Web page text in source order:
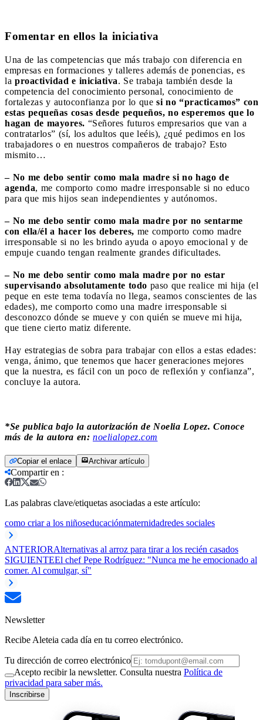
Fomentar en ellos la iniciativa
Una de las competencias que más trabajo con diferencia en
empresas en formaciones y talleres además de ponencias, es
la proactividad e iniciativa. Se trabaja también desde la
competencia del conocimiento personal, conocimiento de
fortalezas y autoconfianza por lo que si no “practicamos” con
estas pequeñas cosas desde pequeños, no esperemos que lo
hagan de mayores. “Señores futuros empresarios que van a
contratarlos” (sí, los adultos que leéis), ¿qué pedimos en los
trabajadores o en nuestros compañeros de trabajo? Esto
mismito…
– No me debo sentir como mala madre si no hago de
agenda, me comporto como madre irresponsable si no educo
para que mis hijos sean independientes y autónomos.
– No me debo sentir como mala madre por no sentarme
con ella/él a hacer los deberes, me comporto como madre
irresponsable si no les brindo ayuda o apoyo emocional y de
empuje cuando tengan realmente grandes dificultades.
– No me debo sentir como mala madre por no estar
supervisando absolutamente todo paso que realice mi hija (el
peque en este tema todavía no llega, seamos conscientes de las
edades), me comporto como una madre irresponsable si
desconozco dónde se mueve y con quién se mueve mi hija,
que tiene cierto matiz diferente.
Hay estrategias de sobra para trabajar con ellos a estas edades:
venga, ánimo, que tenemos que hacer generaciones mejores
que la nuestra, es fácil con un poco de reflexión y confianza”,
concluye la autora.
*Se publica bajo la autorización de Noelia Lopez. Conoce
más de la autora en: noelialopez.com
Copiar el enlace Archivar artículo
Compartir en :
Las palabras clave/etiquetas asociadas a este artículo:
como criar a los niñoseducaciónmaternidadredes sociales
ANTERIORAlternativas al arroz para tirar a los recién casados
SIGUIENTEEl chef Pepe Rodríguez: "Nunca me he emocionado al
comer. Al comulgar, sí"
Newsletter
Recibe Aleteia cada día en tu correo electrónico.
Tu dirección de correo electrónico
Acepto recibir la newsletter. Consulta nuestra Política de
privacidad para saber más.
Inscribirse